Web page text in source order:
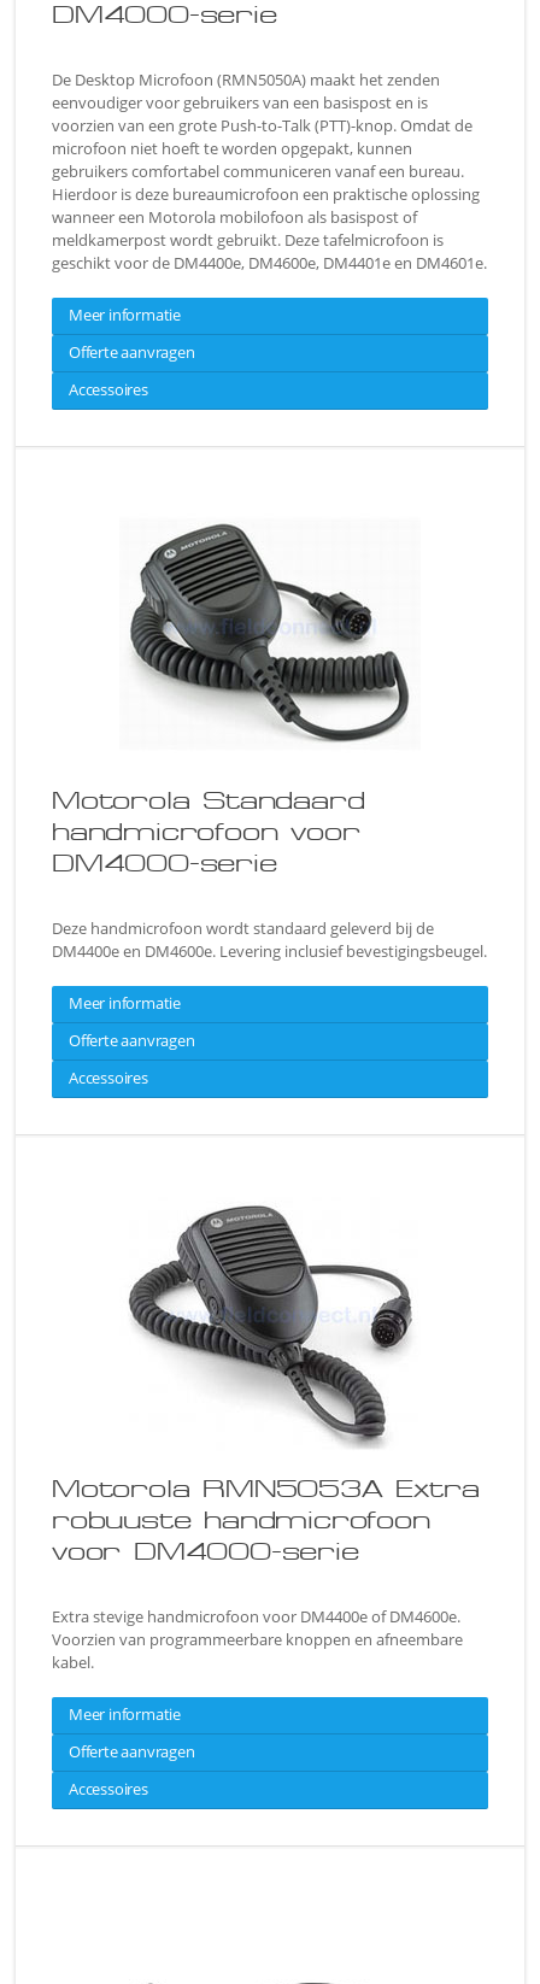
DM4000-serie
De Desktop Microfoon (RMN5050A) maakt het zenden
eenvoudiger voor gebruikers van een basispost en is
voorzien van een grote Push-to-Talk (PTT)-knop. Omdat de
microfoon niet hoeft te worden opgepakt, kunnen
gebruikers comfortabel communiceren vanaf een bureau.
Hierdoor is deze bureaumicrofoon een praktische oplossing
wanneer een Motorola mobilofoon als basispost of
meldkamerpost wordt gebruikt. Deze tafelmicrofoon is
geschikt voor de DM4400e, DM4600e, DM4401e en DM4601e.
Meer informatie
Offerte aanvragen
Accessoires
Motorola Standaard
handmicrofoon voor
DM4000-serie
Deze handmicrofoon wordt standaard geleverd bij de
DM4400e en DM4600e. Levering inclusief bevestigingsbeugel.
Meer informatie
Offerte aanvragen
Accessoires
Motorola RMN5053A Extra
robuuste handmicrofoon
voor DM4000-serie
Extra stevige handmicrofoon voor DM4400e of DM4600e.
Voorzien van programmeerbare knoppen en afneembare
kabel.
Meer informatie
Offerte aanvragen
Accessoires